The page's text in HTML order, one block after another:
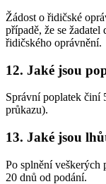
Žádost o řidičské
případě, že se žadatel
řidičského oprávnění.
12. Jaké jsou
Správní poplatek činí
průkazu).
13. Jaké jsou
Po splnění veškerých
20 dnů od podání.